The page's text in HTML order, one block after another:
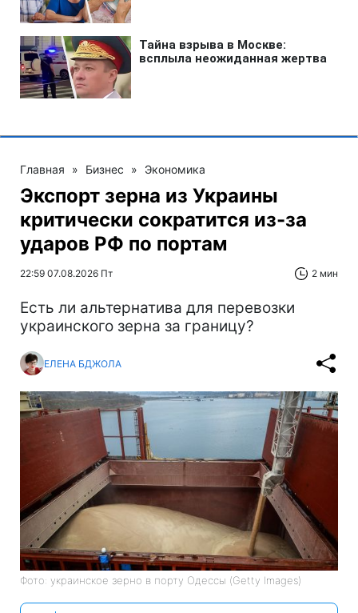
Главная » Бизнес » Экономика
Экспорт зерна из Украины
критически сократится из-за
ударов РФ по портам
22:59 07.08.2026 Пт 2 мин
Есть ли альтернатива для перевозки
украинского зерна за границу?
ЕЛЕНА БДЖОЛА
Фото: украинское зерно в порту Одессы (Getty Images)